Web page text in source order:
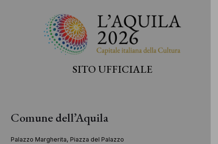
SITO UFFICIALE
Comune dell’Aquila
Palazzo Margherita, Piazza del Palazzo